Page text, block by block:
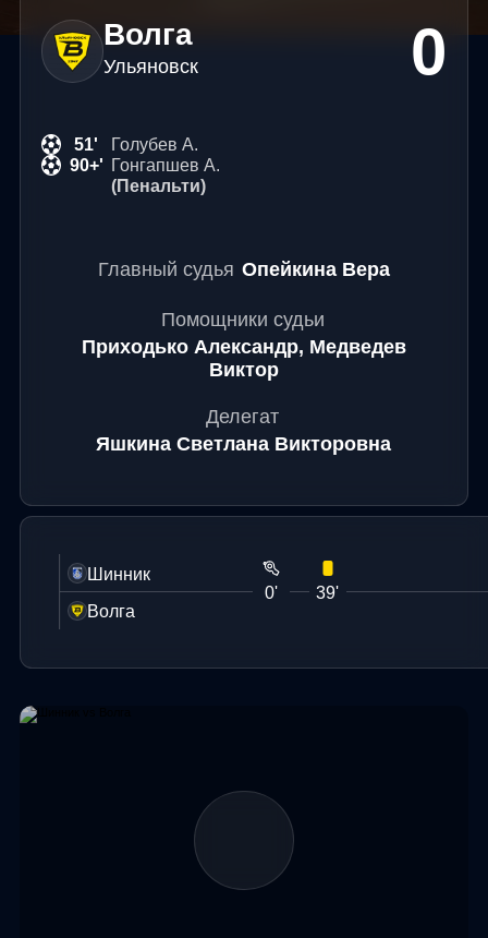
51'
Голубев А.
90+' Гонгапшев А.
(Пенальти)
Волга
Ульяновск 0
Главный судья Опейкина Вера
Помощники судьи
Приходько Александр, Медведев
Виктор
Делегат
Яшкина Светлана Викторовна
Шинник
Волга
0' 39'